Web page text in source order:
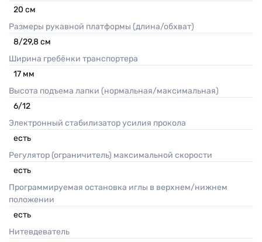
20 см
Размеры рукавной платформы (длина/обхват)
8/29,8 см
Ширина гребёнки транспортера
17 мм
Высота подъема лапки (нормальная/максимальная)
6/12
Электронный стабилизатор усилия прокола
есть
Регулятор (ограничитель) максимальной скорости
есть
Программируемая остановка иглы в верхнем/нижнем
положении
есть
Нитевдеватель